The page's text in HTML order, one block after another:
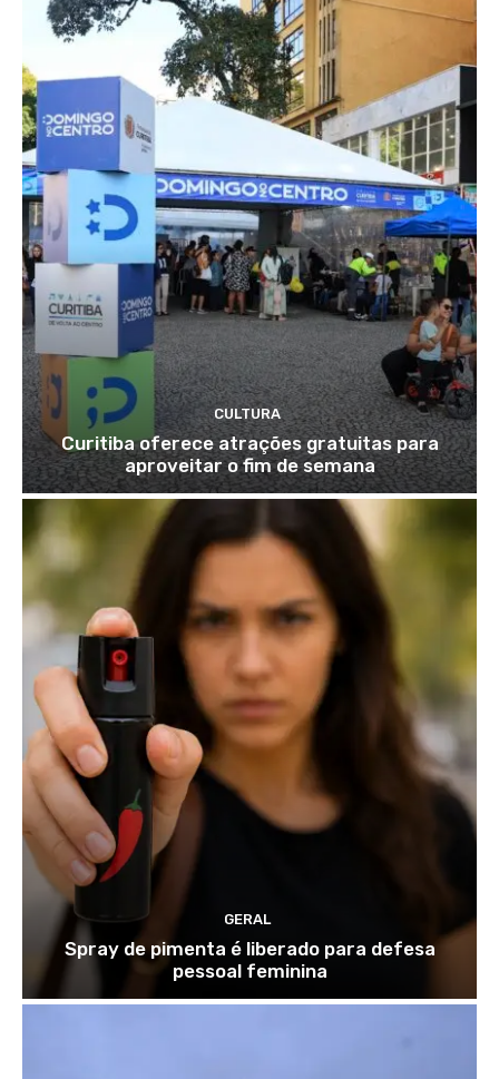
CULTURA
Curitiba oferece atrações gratuitas para
aproveitar o fim de semana
GERAL
Spray de pimenta é liberado para defesa
pessoal feminina